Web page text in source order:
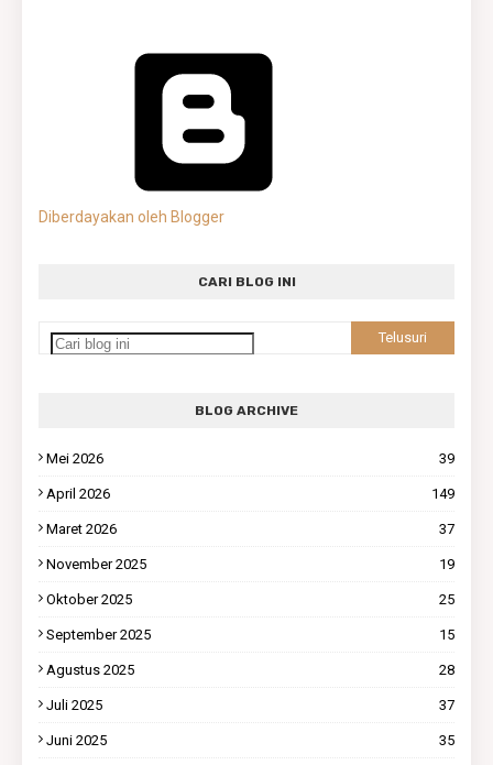
Diberdayakan oleh Blogger
CARI BLOG INI
BLOG ARCHIVE
Mei 2026 39
April 2026 149
Maret 2026 37
November 2025 19
Oktober 2025 25
September 2025 15
Agustus 2025 28
Juli 2025 37
Juni 2025 35